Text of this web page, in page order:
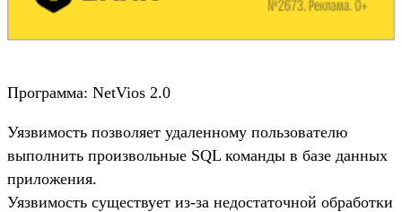
Программа: NetVios 2.0
Уязвимость позволяет удаленному пользователю
выполнить произвольные SQL команды в базе данных
приложения.
Уязвимость существует из-за недостаточной обработки